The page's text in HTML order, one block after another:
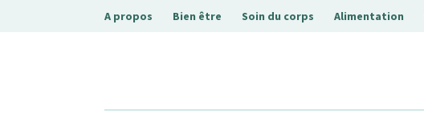
A propos Bien être Soin du corps Alimentation